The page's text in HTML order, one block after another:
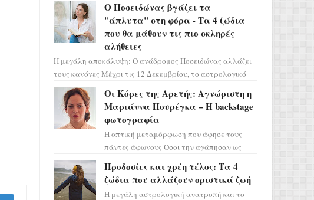
επιτυχίας «Μια Νύχτα Μόνο» ...
Ο Ποσειδώνας βγάζει τα
"άπλυτα" στη φόρα - Τα 4 ζώδια
που θα μάθουν τις πιο σκληρές
αλήθειες
Η μεγάλη αποκάλυψη: Ο ανάδρομος Ποσειδώνας αλλάζει
τους κανόνες Μέχρι τις 12 Δεκεμβρίου, το αστρολογικό
σκηνικό θυμίζει ταινία μυστηρίου ...
Οι Κόρες της Αρετής: Αγνώριστη η
Μαριάννα Πουρέγκα – H backstage
φωτογραφία
Η οπτική μεταμόρφωση που άφησε τους
πάντες άφωνους Όσοι την αγάπησαν ως
πρέπει τώρα να προετοιμαστο...
Προδοσίες και χρέη τέλος: Τα 4
ζώδια που αλλάζουν οριστικά ζωή
Η μεγάλη αστρολογική ανατροπή και το